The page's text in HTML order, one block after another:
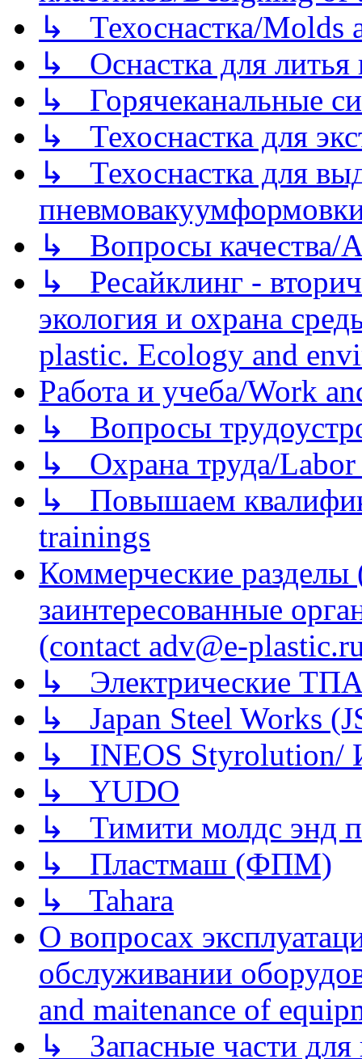
↳ Техоснастка/Molds
↳ Оснастка для литья
↳ Горячеканальные
↳ Техоснастка для
↳ Техоснастка для
↳ Вопросы качества/
↳ Ресайклинг -
экология и охрана
plastic. Ecology and
Работа и учеба/Work
↳ Вопросы
↳ Охрана труда/Labor
↳ Повышаем
trainings
Коммерческие
заинтересованные
(contact adv@e-
↳ Электрические
↳ Japan Steel Works
↳ INEOS
↳ YUDO
↳ Тимити молдс энд
↳ Пластмаш (ФПМ)
↳ Tahara
О вопросах
обслуживании
and maitenance of
↳ Запасные части для